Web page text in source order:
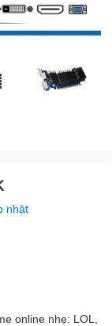
nhật
online nhẹ: LOL,